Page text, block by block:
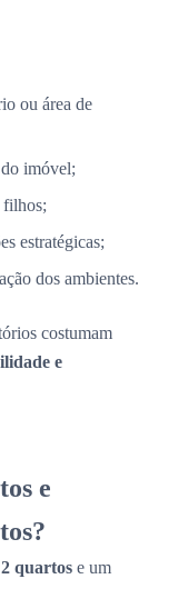
ou área de
imóvel;
estratégicas;
dos ambientes.
costumam
e
e
quartos e um